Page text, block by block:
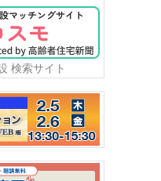
検索サイト